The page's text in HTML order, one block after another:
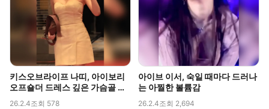
키스오브라이프 나띠, 아이보리
오프숄더 드레스 깊은 가슴골 라
인 직캠
26.2.4조회 578
아이브 이서, 숙일 때마다 드러나
는 아찔한 볼륨감
26.2.4조회 2,694